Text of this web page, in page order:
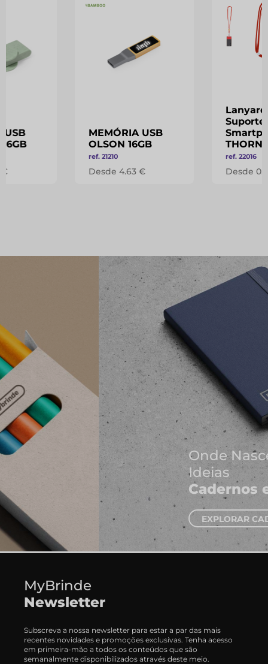
USB
€
MEMÓRIA USB
OLSON 16GB
ref. 21210
Desde 4.63 €
Suporte
ref. 22016
Desde
Onde Nascem As Melhores
Ideias
Cadernos e Blocos de Notas
EXPLORAR CADERNOS
MyBrinde
Newsletter
Subscreva a nossa newsletter para estar a par das mais
recentes novidades e promoções exclusivas. Tenha acesso
em primeira-mão a todos os conteúdos que são
semanalmente disponibilizados através deste meio.